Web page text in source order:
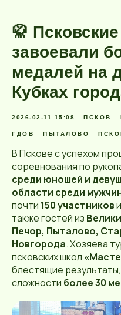
🥋
завоевали
медалей на
Кубках
2026-02-11 15:08 ПСКОВ
ГДОВ ПЫТАЛОВО
В Пскове с успехом
соревнования по
среди юношей и
области среди
почти 150 участников
также гостей из
Печор, Пыталово,
Новгорода. Хозяева
псковских школ
блестящие
сложности более 30